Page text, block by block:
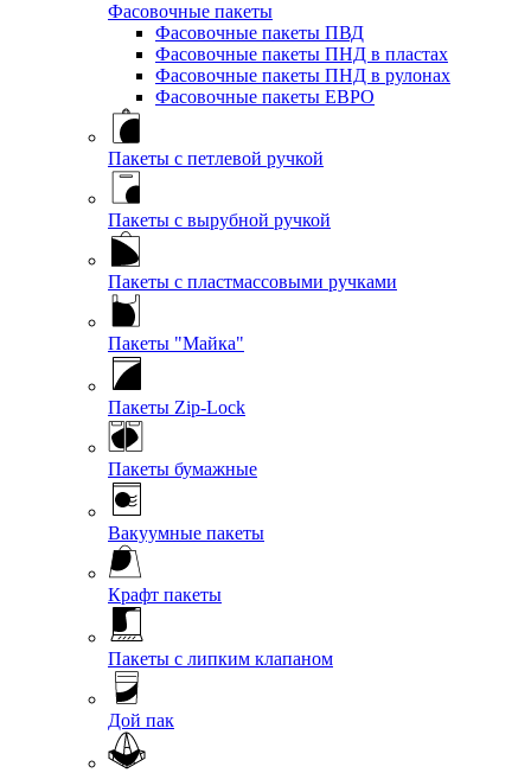
Фасовочные пакеты
Фасовочные пакеты ПВД
Фасовочные пакеты ПНД в пластах
Фасовочные пакеты ПНД в рулонах
Фасовочные пакеты ЕВРО
Пакеты с петлевой ручкой
Пакеты с вырубной ручкой
Пакеты с пластмассовыми ручками
Пакеты "Майка"
Пакеты Zip-Lock
Пакеты бумажные
Вакуумные пакеты
Крафт пакеты
Пакеты с липким клапаном
Дой пак